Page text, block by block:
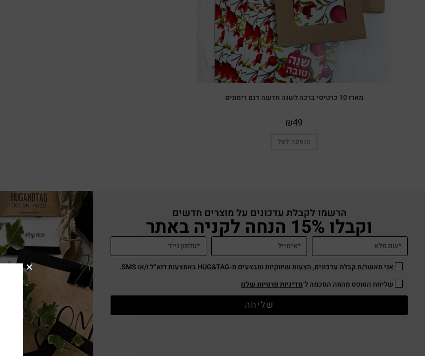
מארז 10 כרטיסי ברכה לשנה חדשה דגם רימונים
₪49
הוספה לסל
הרשמו לקבלת עדכונים על מוצרים חדשים
וקבלו 15% הנחה לקניה באתר
אני מאשר/ת קבלת עדכונים, הצעות שיווקיות ומבצעים מ-HUG&TAG באמצעות דוא”ל ו/או SMS.
שליחת הטופס מהווה הסכמה ל־מדיניות פרטיות שלנו
שליחה